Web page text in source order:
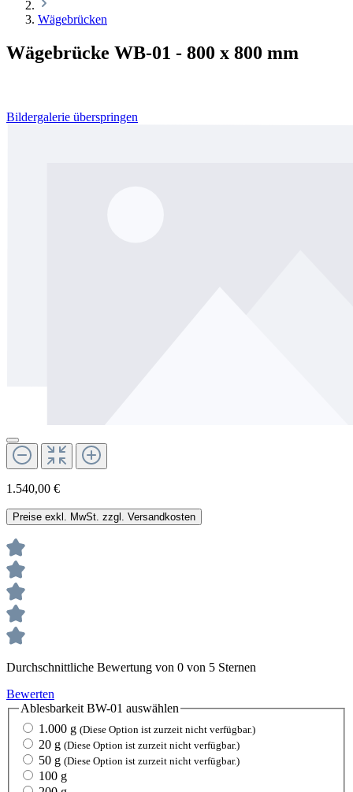
Wägebrücken
Wägebrücke WB-01 - 800 x 800 mm
Bildergalerie überspringen
1.540,00 €
Preise exkl. MwSt. zzgl. Versandkosten
Durchschnittliche Bewertung von 0 von 5 Sternen
Bewerten
Ablesbarkeit BW-01 auswählen
1.000 g (Diese Option ist zurzeit nicht verfügbar.)
20 g (Diese Option ist zurzeit nicht verfügbar.)
50 g (Diese Option ist zurzeit nicht verfügbar.)
100 g